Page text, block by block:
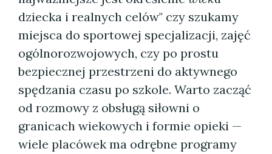
dziecka i realnych celów" czy szukamy
miejsca do sportowej specjalizacji, zajęć
ogólnorozwojowych, czy po prostu
bezpiecznej przestrzeni do aktywnego
spędzania czasu po szkole. Warto zacząć
od rozmowy z obsługą siłowni o
granicach wiekowych i formie opieki —
wiele placówek ma odrębne programy